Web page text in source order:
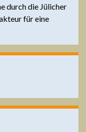
durch die Jülicher
für eine